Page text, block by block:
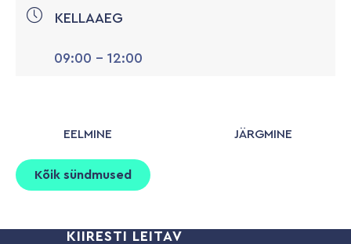
KELLAAEG
09:00 - 12:00
EELMINE JÄRGMINE
Kõik sündmused
KIIRESTI LEITAV